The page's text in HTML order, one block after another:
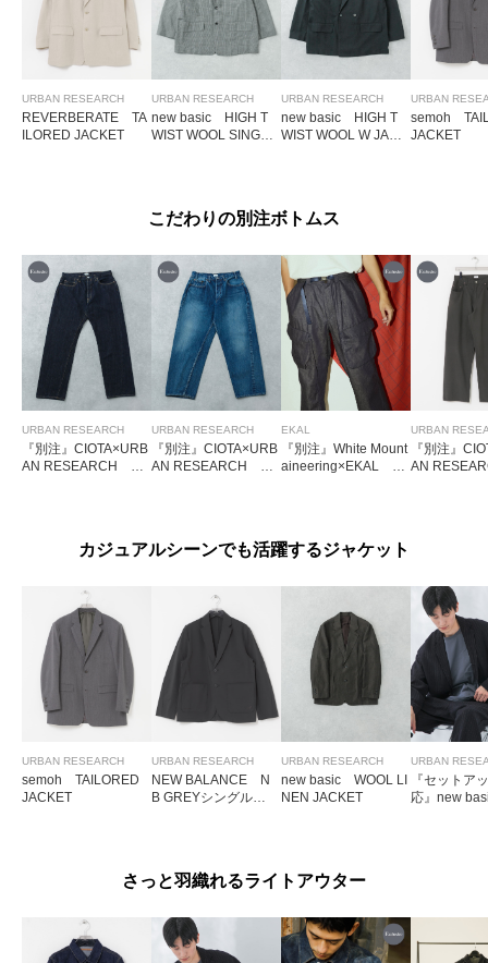
URBAN RESEARCH
REVERBERATE TA
ILORED JACKET
URBAN RESEARCH
new basic HIGH T
WIST WOOL SINGLE
URBAN RESEARCH
new basic HIGH T
WIST WOOL W JACK
URBAN
semoh
JACKET
こだわりの別注ボトムス
URBAN RESEARCH
『別注』CIOTA×URB
AN RESEARCH ST
URBAN RESEARCH
『別注』CIOTA×URB
AN RESEARCH BA
EKAL
『別注』White Mount
aineering×EKAL BI
URBAN
『別注』
AN
カジュアルシーンでも活躍するジャケット
URBAN RESEARCH
semoh TAILORED
JACKET
URBAN RESEARCH
NEW BALANCE N
B GREYシングルジ
URBAN RESEARCH
new basic WOOL LI
NEN JACKET
URBAN
『セットア
応』new
さっと羽織れるライトアウター